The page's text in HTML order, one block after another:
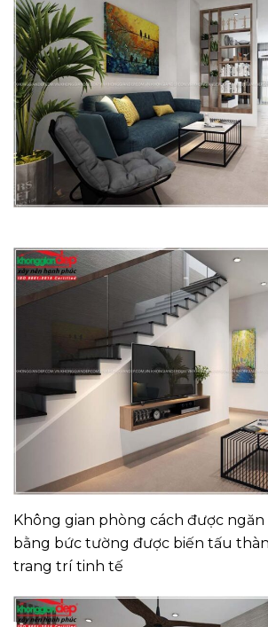
Không gian phòng cách được ngăn
bằng bức tường được biến tấu
trang trí tinh tế